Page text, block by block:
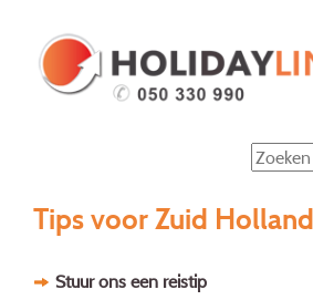
Tips voor Zuid Holland
Stuur ons een reistip